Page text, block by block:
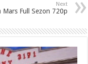
Next
Mars Full Sezon 720p